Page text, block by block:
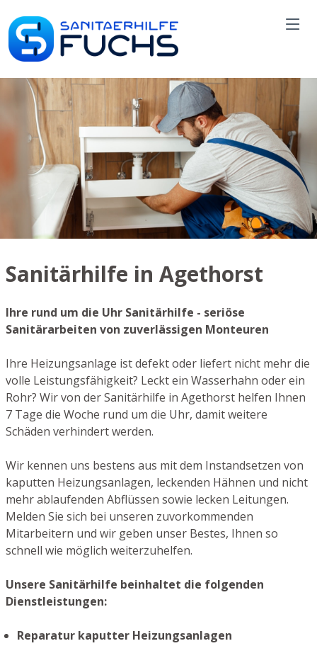
Sanitärhilfe in Agethorst
Ihre rund um die Uhr Sanitärhilfe - seriöse
Sanitärarbeiten von zuverlässigen Monteuren
Ihre Heizungsanlage ist defekt oder liefert nicht mehr die
volle Leistungsfähigkeit? Leckt ein Wasserhahn oder ein
Rohr? Wir von der Sanitärhilfe in Agethorst helfen Ihnen
7 Tage die Woche rund um die Uhr, damit weitere
Schäden verhindert werden.
Wir kennen uns bestens aus mit dem Instandsetzen von
kaputten Heizungsanlagen, leckenden Hähnen und nicht
mehr ablaufenden Abflüssen sowie lecken Leitungen.
Melden Sie sich bei unseren zuvorkommenden
Mitarbeitern und wir geben unser Bestes, Ihnen so
schnell wie möglich weiterzuhelfen.
Unsere Sanitärhilfe beinhaltet die folgenden
Dienstleistungen:
Reparatur kaputter Heizungsanlagen